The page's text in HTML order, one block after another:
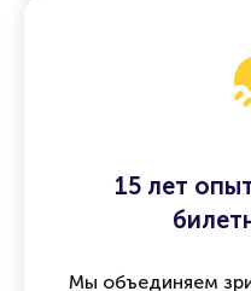
15 лет
Мы объединяем